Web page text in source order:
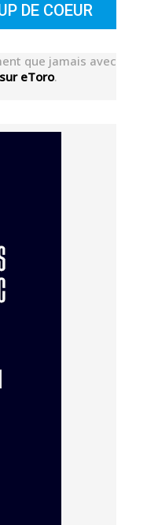
DE COEUR
que jamais avec
eToro.